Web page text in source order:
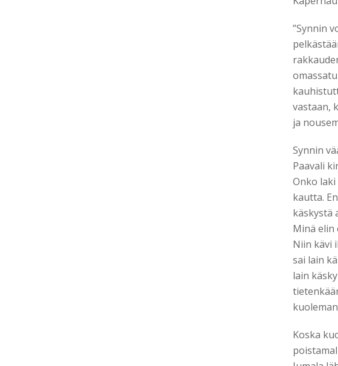
”Synnin
vastaan,
ja
Synnin
Paavali
Onko
kautta.
käskystä
Minä elin
Niin kävi
sai lain
lain
Koska